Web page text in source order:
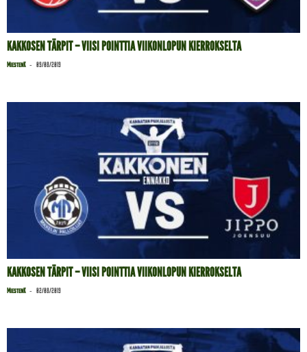
KAKKOSEN TÄRPIT – VIISI POINTTIA VIIKONLOPUN KIERROKSELTA
MiestenK - 09/08/2019
KAKKOSEN TÄRPIT – VIISI POINTTIA VIIKONLOPUN KIERROKSELTA
MiestenK - 02/08/2019